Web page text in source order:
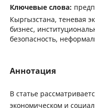
Ключевые слова:
Кыргызстана, теневая
бизнес,
безопасность,
Аннотация
В статье
экономическом и